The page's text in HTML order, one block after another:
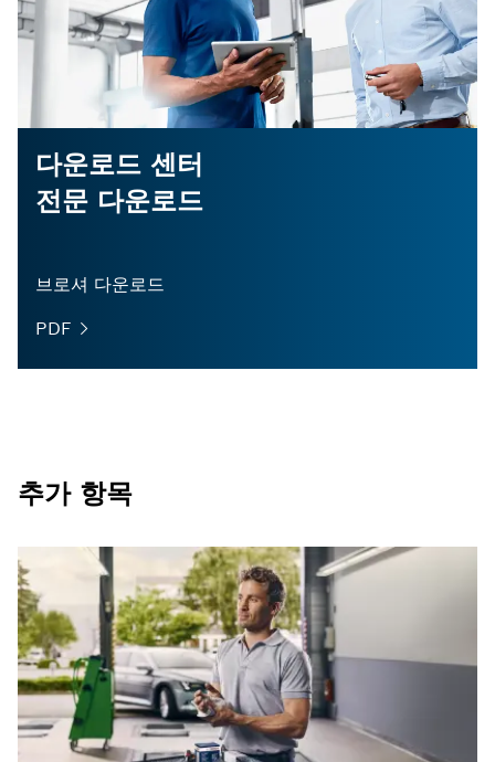
다운로드 센터
전문 다운로드
브로셔 다운로드
PDF
추가 항목